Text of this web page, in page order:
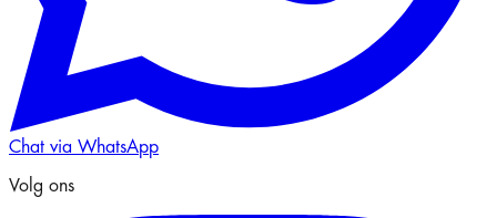
Chat via WhatsApp
Volg ons